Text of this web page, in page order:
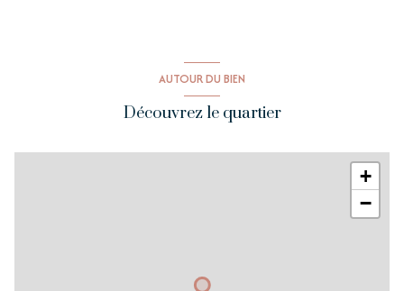
AUTOUR DU BIEN
Découvrez le quartier
+
−